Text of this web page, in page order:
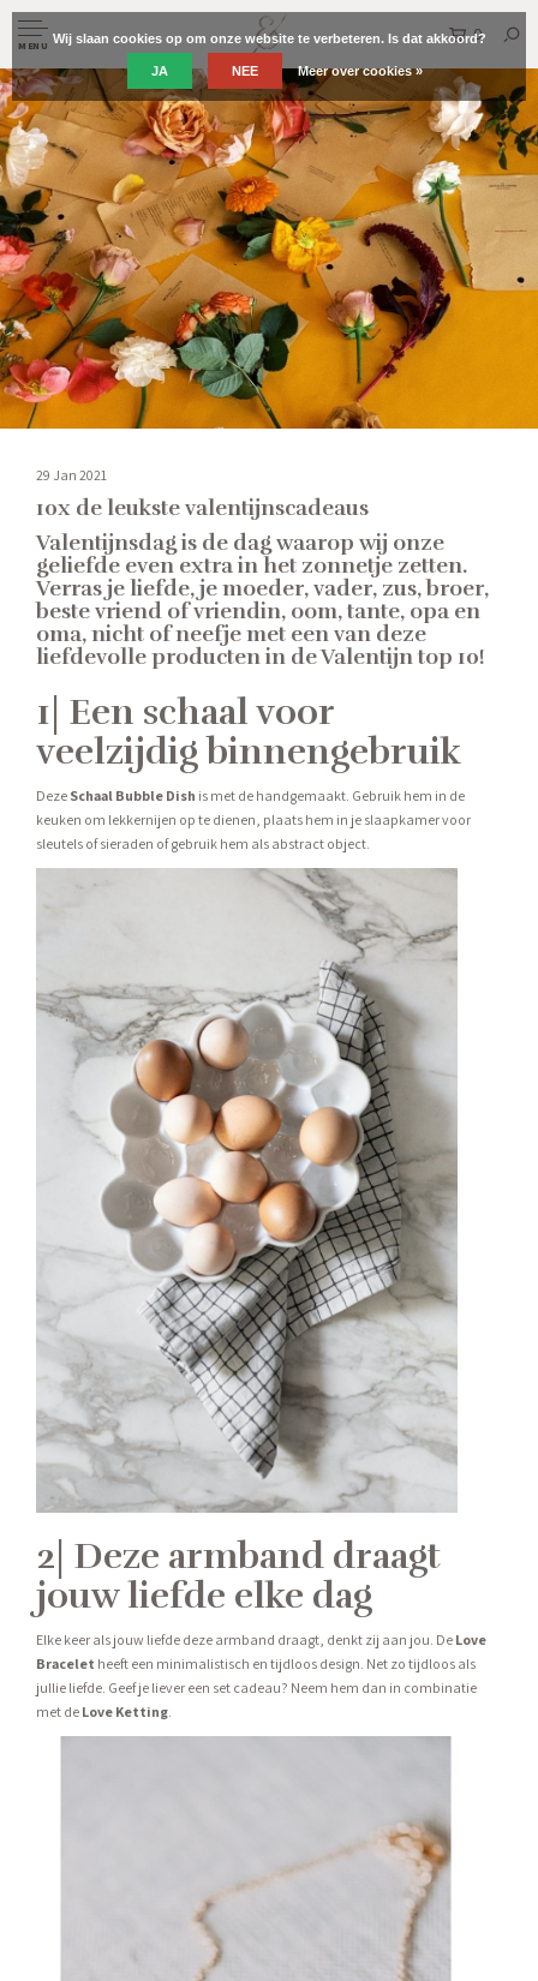
MENU
0
29 Jan 2021
10x de leukste valentijnscadeaus
Valentijnsdag is de dag waarop wij onze
geliefde even extra in het zonnetje zetten.
Verras je liefde, je moeder, vader, zus, broer,
beste vriend of vriendin, oom, tante, opa en
oma, nicht of neefje met een van deze
liefdevolle producten in de Valentijn top 10!
1| Een schaal voor
veelzijdig binnengebruik
Deze Schaal Bubble Dish is met de handgemaakt. Gebruik hem in de
keuken om lekkernijen op te dienen, plaats hem in je slaapkamer voor
sleutels of sieraden of gebruik hem als abstract object.
2| Deze armband draagt
jouw liefde elke dag
Elke keer als jouw liefde deze armband draagt, denkt zij aan jou. De Love
Bracelet heeft een minimalistisch en tijdloos design. Net zo tijdloos als
jullie liefde. Geef je liever een set cadeau? Neem hem dan in combinatie
met de Love Ketting.
Wij slaan cookies op om onze website te verbeteren. Is dat akkoord?
JA NEE Meer over cookies »